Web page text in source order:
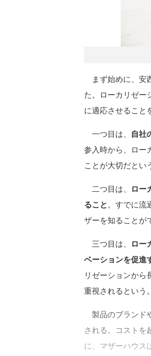
まず始めに、安
た。ローカリゼー
に適応させること
一つ目は、 自社
参入時から、ロー
ことが大切だとい
二つ目は、
ロー
ること。すでに流
ザーを知ることが
三つ目は、
ロー
ベーションを促進
リゼーションか
重視されるという。
製品のブランド
される。コストを
に、マザーハウス